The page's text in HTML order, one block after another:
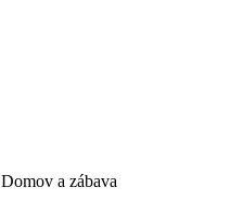
Domov a zábava